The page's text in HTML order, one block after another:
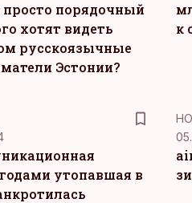
порядочный
хотят видеть
русскоязычные
Эстонии?
к
утопавшая в